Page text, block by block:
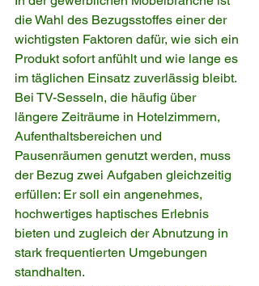
die Wahl des Bezugsstoffes einer der
wichtigsten Faktoren dafür, wie sich ein
Produkt sofort anfühlt und wie lange es
im täglichen Einsatz zuverlässig bleibt.
Bei TV-Sesseln, die häufig über
längere Zeiträume in Hotelzimmern,
Aufenthaltsbereichen und
Pausenräumen genutzt werden, muss
der Bezug zwei Aufgaben gleichzeitig
erfüllen: Er soll ein angenehmes,
hochwertiges haptisches Erlebnis
bieten und zugleich der Abnutzung in
stark frequentierten Umgebungen
standhalten.